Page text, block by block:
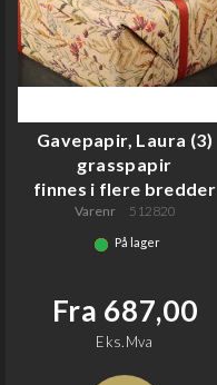
Gavepapir, Laura (3)
grasspapir
finnes i flere bredder
Varenr 512820
På lager
Fra 687,00
Eks.Mva